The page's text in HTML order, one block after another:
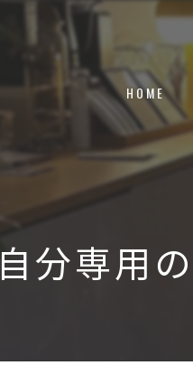
HOME
自分専用